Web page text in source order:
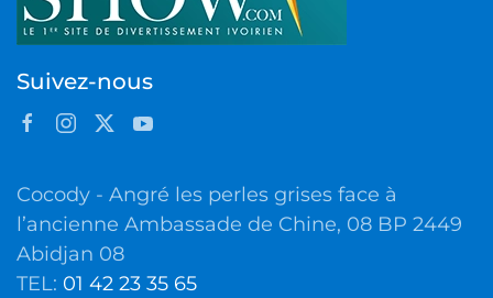
Suivez-nous
Cocody - Angré les perles grises face à
l’ancienne Ambassade de Chine, 08 BP 2449
Abidjan 08
TEL: 01 42 23 35 65